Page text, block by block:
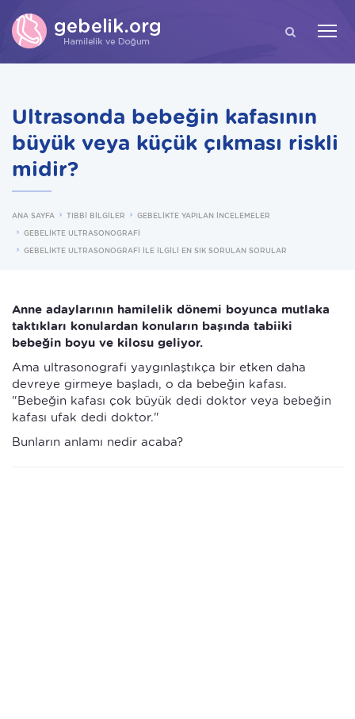
ARA
Ultrasonda bebeğin kafasının
büyük veya küçük çıkması riskli
midir?
ANA SAYFA TIBBİ BİLGİLER
GEBELİKTE YAPILAN İNCELEMELER
GEBELİKTE ULTRASONOGRAFİ
GEBELİKTE ULTRASONOGRAFİ İLE İLGİLİ EN SIK SORULAN SORULAR
Anne adaylarının hamilelik dönemi boyunca mutlaka
taktıkları konulardan konuların başında tabiiki
bebeğin boyu ve kilosu geliyor.
Ama ultrasonografi yaygınlaştıkça bir etken daha
devreye girmeye başladı, o da bebeğin kafası.
"Bebeğin kafası çok büyük dedi doktor veya bebeğin
kafası ufak dedi doktor."
Bunların anlamı nedir acaba?